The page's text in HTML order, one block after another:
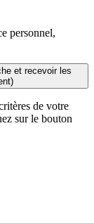
personnel,
et recevoir les
de votre
sur le bouton